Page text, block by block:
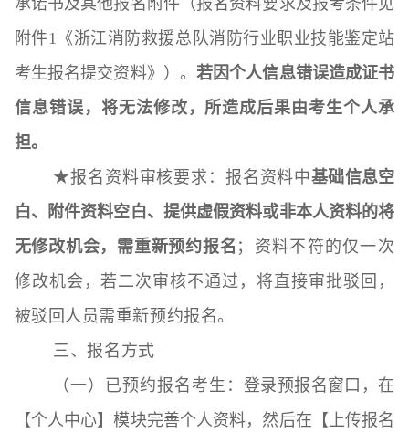
承诺书及其他报名附件（报名资料要求及报考条件见
附件1《浙江消防救援总队消防行业职业技能鉴定站
考生报名提交资料》）。 若因个人信息错误造成证书
信息错误，将无法修改，所造成后果由考生个人承
担。
★报名资料审核要求：报名资料中基础信息空
白、附件资料空白、提供虚假资料或非本人资料的将
无修改机会，需重新预约报名 ；资料不符的仅一次
修改机会，若二次审核不通过，将直接审批驳回，
被驳回人员需重新预约报名。
三、报名方式
（一）已预约报名考生： 登录预报名窗口，在
【个人中心】模块完善个人资料，然后在【上传报名